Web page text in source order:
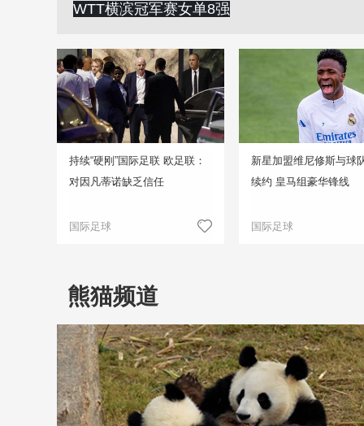
WTT横滨冠军赛女单8强
持续“硬刚”国际足联 欧足联：
对因凡蒂诺缺乏信任
国际足球
新星加盟维尼修斯与球
续约 皇马组豪华锋线
国际足球
熊猫频道